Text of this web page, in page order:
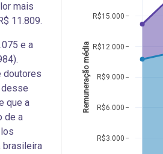
mais
11.809.
e a
doutores
desse
que a
de a
brasileira
R$3.000
R$6.000
R$9.000
R$12.000
R$15.000
Remuneração média